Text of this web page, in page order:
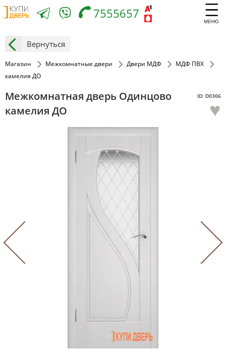
МЕНЮ
7555657
Вернуться
Магазин Межкомнатные двери Двери МДФ
МДФ ПВХ
камелия ДО
Межкомнатная дверь Одинцово
камелия ДО
ID: D0306
♥